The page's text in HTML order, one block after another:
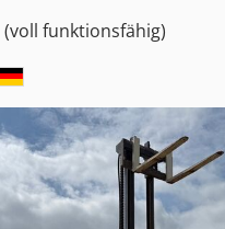
(voll funktionsfähig)